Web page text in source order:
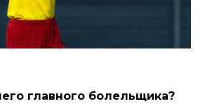
главного болельщика?